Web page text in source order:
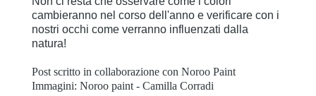
cambieranno nel corso dell'anno e verificare con i
nostri occhi come verranno influenzati dalla
natura!
Post scritto in collaborazione con Noroo Paint
Immagini: Noroo paint - Camilla Corradi